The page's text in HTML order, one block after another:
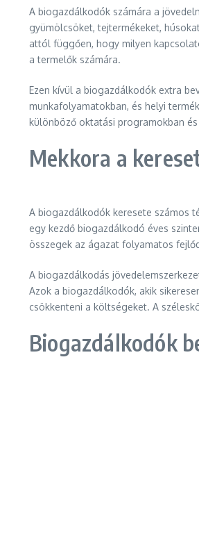
A biogazdálkodók számára a
gyümölcsöket, tejtermékeket,
attól függően, hogy milyen
a termelők számára.
Ezen kívül a biogazdálkodók extra
munkafolyamatokban, és helyi
különböző oktatási programokban
Mekkora a
A biogazdálkodók keresete számos
egy kezdő biogazdálkodó éves
összegek az ágazat folyamatos
A biogazdálkodás
Azok a biogazdálkodók, akik
csökkenteni a költségeket. A
Biogazdálkodók